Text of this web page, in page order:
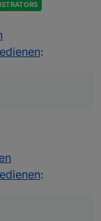
einer lösung.
zufrieden. Seit
hatte gehofft
genau wie
nur an oder
kann ich
:
: